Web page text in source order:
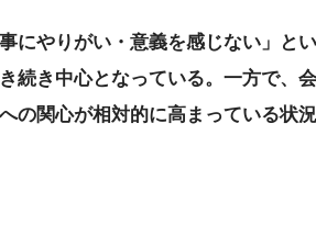
にやりがい・意義を感じない」と
続き中心となっている。一方で、
の関心が相対的に高まっている状況